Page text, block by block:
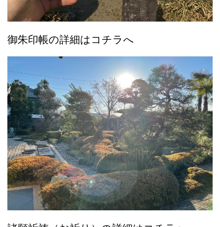
御朱印帳の詳細はコチラへ